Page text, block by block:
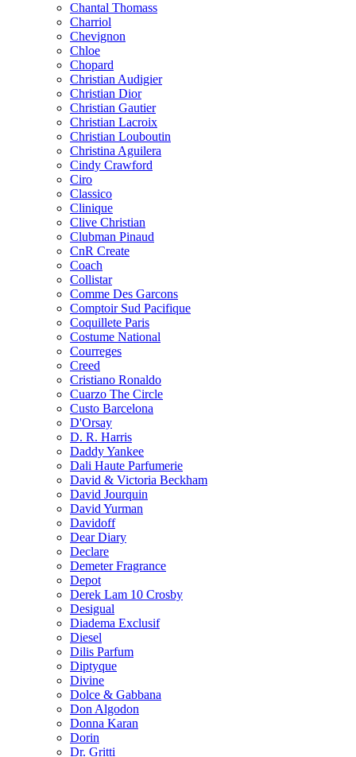
Chantal Thomass
Charriol
Chevignon
Chloe
Chopard
Christian Audigier
Christian Dior
Christian Gautier
Christian Lacroix
Christian Louboutin
Christina Aguilera
Cindy Crawford
Ciro
Classico
Clinique
Clive Christian
Clubman Pinaud
CnR Create
Coach
Collistar
Comme Des Garcons
Comptoir Sud Pacifique
Coquillete Paris
Costume National
Courreges
Creed
Cristiano Ronaldo
Cuarzo The Circle
Custo Barcelona
D'Orsay
D. R. Harris
Daddy Yankee
Dali Haute Parfumerie
David & Victoria Beckham
David Jourquin
David Yurman
Davidoff
Dear Diary
Declare
Demeter Fragrance
Depot
Derek Lam 10 Crosby
Desigual
Diadema Exclusif
Diesel
Dilis Parfum
Diptyque
Divine
Dolce & Gabbana
Don Algodon
Donna Karan
Dorin
Dr. Gritti